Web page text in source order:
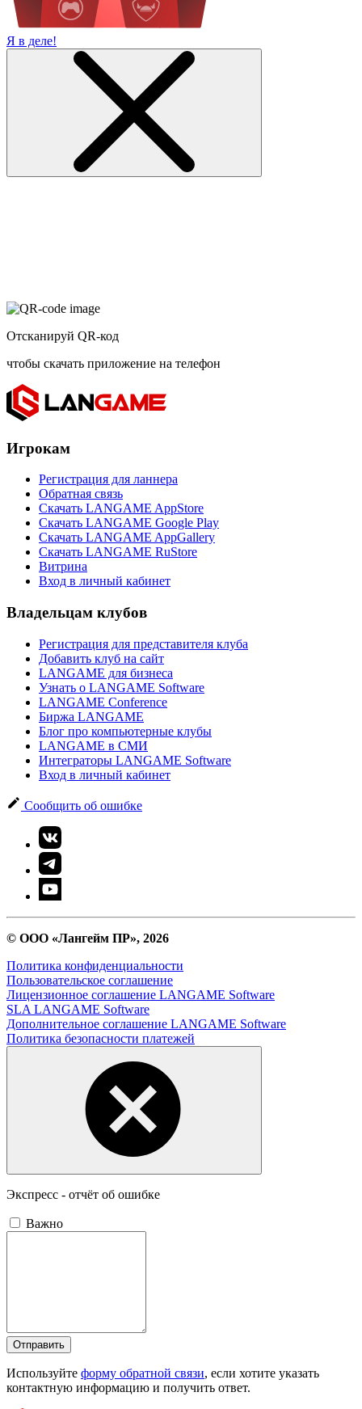
Я в деле!
Отсканируй QR-код
чтобы скачать приложение на телефон
Игрокам
Регистрация для ланнера
Обратная связь
Скачать LANGAME AppStore
Скачать LANGAME Google Play
Скачать LANGAME AppGallery
Скачать LANGAME RuStore
Витрина
Вход в личный кабинет
Владельцам клубов
Регистрация для представителя клуба
Добавить клуб на сайт
LANGAME для бизнеса
Узнать о LANGAME Software
LANGAME Conference
Биржа LANGAME
Блог про компьютерные клубы
LANGAME в СМИ
Интеграторы LANGAME Software
Вход в личный кабинет
Сообщить об ошибке
© ООО «Лангейм ПР», 2026
Политика конфиденциальности
Пользовательское соглашение
Лицензионное соглашение LANGAME Software
SLA LANGAME Software
Дополнительное соглашение LANGAME Software
Политика безопасности платежей
Экспресс - отчёт об ошибке
Важно
Отправить
Используйте форму обратной связи, если хотите указать
контактную информацию и получить ответ.